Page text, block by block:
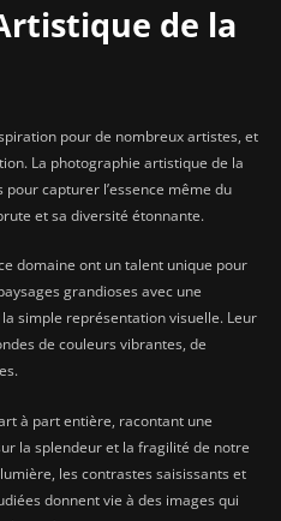
de la
pour de nombreux artistes, et
La photographie artistique de la
capturer l’essence même du
et sa diversité étonnante.
domaine ont un talent unique pour
grandioses avec une
simple représentation visuelle. Leur
de couleurs vibrantes, de
à part entière, racontant une
la splendeur et la fragilité de notre
les contrastes saisissants et
donnent vie à des images qui